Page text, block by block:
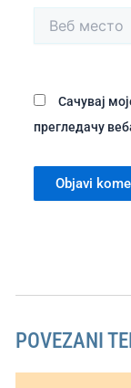
Веб
место
Сачувај
прегледачу
POVEZANI